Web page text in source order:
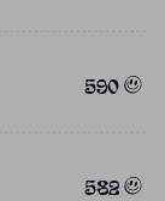
590
582